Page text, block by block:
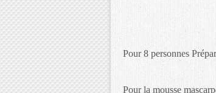
Pour 8 personnes
Pour la mousse